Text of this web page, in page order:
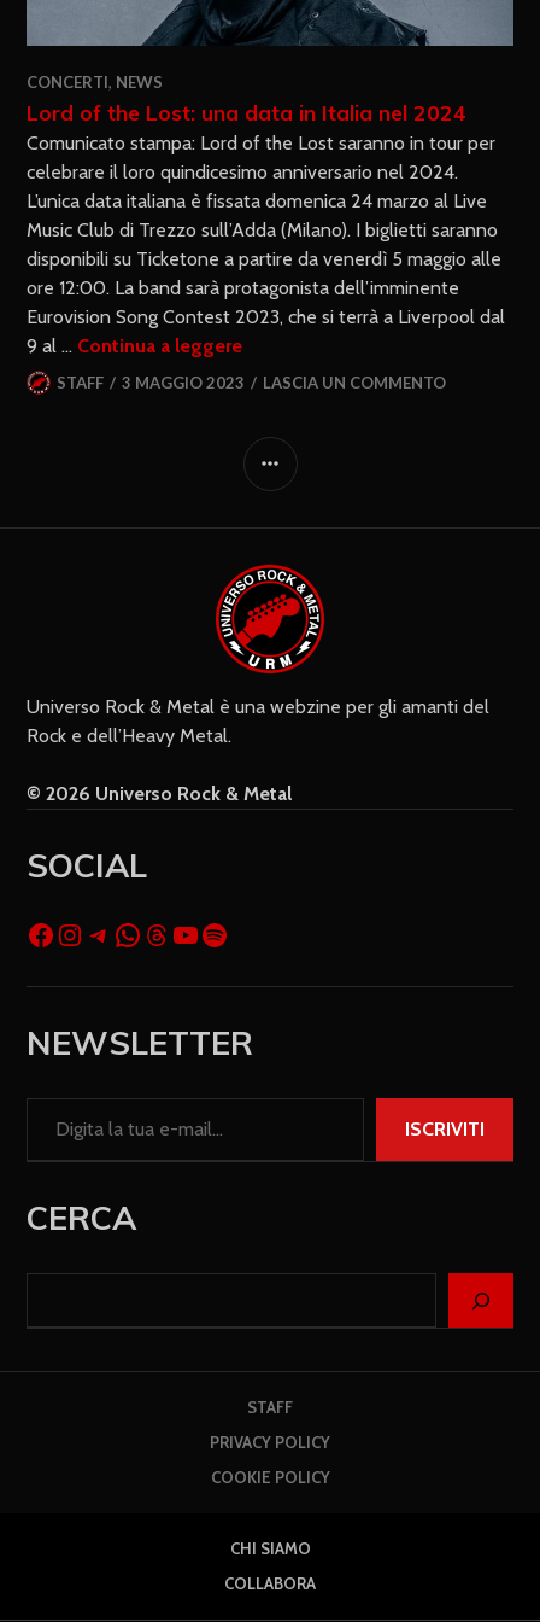
CONCERTI, NEWS
Lord of the Lost: una data in Italia nel 2024
Comunicato stampa: Lord of the Lost saranno in tour per
celebrare il loro quindicesimo anniversario nel 2024.
L’unica data italiana è fissata domenica 24 marzo al Live
Music Club di Trezzo sull’Adda (Milano). I biglietti saranno
disponibili su Ticketone a partire da venerdì 5 maggio alle
ore 12:00. La band sarà protagonista dell’imminente
Eurovision Song Contest 2023, che si terrà a Liverpool dal
9 al … Continua a leggere
STAFF 3 MAGGIO 2023 LASCIA UN COMMENTO
Universo Rock & Metal è una webzine per gli amanti del
Rock e dell’Heavy Metal.
© 2026 Universo Rock & Metal
SOCIAL
NEWSLETTER
ISCRIVITI
CERCA
STAFF
PRIVACY POLICY
COOKIE POLICY
CHI SIAMO
COLLABORA